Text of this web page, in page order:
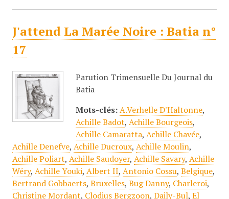
J'attend La Marée Noire : Batia n°
17
Parution Trimensuelle Du Journal du
Batia
Mots-clés: A.Verhelle D'Haltonne,
Achille Badot, Achille Bourgeois,
Achille Camaratta, Achille Chavée,
Achille Denefve, Achille Ducroux, Achille Moulin,
Achille Poliart, Achille Saudoyer, Achille Savary, Achille
Wéry, Achille Youki, Albert II, Antonio Cossu, Belgique,
Bertrand Gobbaerts, Bruxelles, Bug Danny, Charleroi,
Christine Mordant, Clodius Bergzoon, Daily-Bul, El